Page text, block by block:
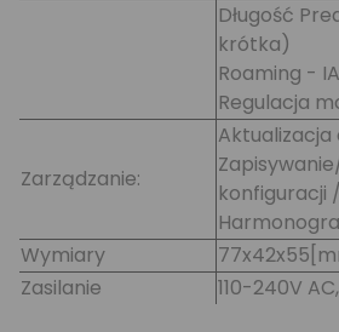
Długość
krótka)
Roaming -
Regulacja
Zarządzanie:
konfiguracji
Wymiary
Zasilanie
110-240V